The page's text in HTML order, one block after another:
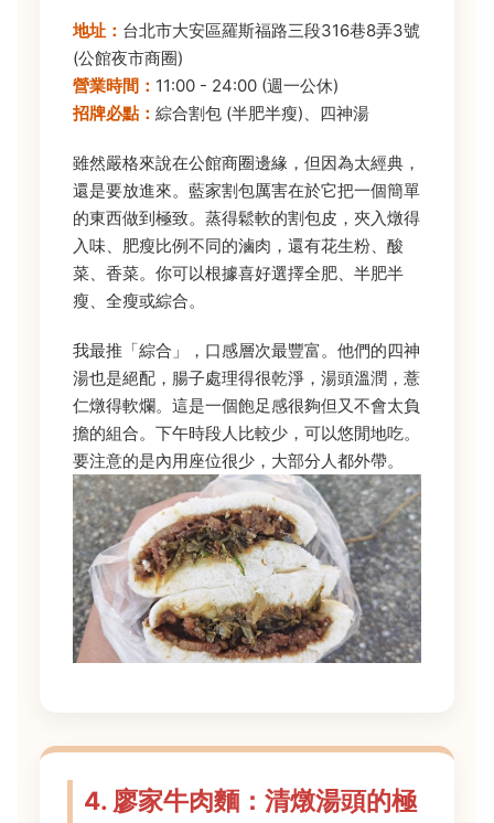
地址： 台北市大安區羅斯福路三段316巷8弄3號
(公館夜市商圈)
營業時間： 11:00 - 24:00 (週一公休)
招牌必點： 綜合割包 (半肥半瘦)、四神湯
雖然嚴格來說在公館商圈邊緣，但因為太經典，
還是要放進來。藍家割包厲害在於它把一個簡單
的東西做到極致。蒸得鬆軟的割包皮，夾入燉得
入味、肥瘦比例不同的滷肉，還有花生粉、酸
菜、香菜。你可以根據喜好選擇全肥、半肥半
瘦、全瘦或綜合。
我最推「綜合」，口感層次最豐富。他們的四神
湯也是絕配，腸子處理得很乾淨，湯頭溫潤，薏
仁燉得軟爛。這是一個飽足感很夠但又不會太負
擔的組合。下午時段人比較少，可以悠閒地吃。
要注意的是內用座位很少，大部分人都外帶。
4. 廖家牛肉麵：清燉湯頭的極